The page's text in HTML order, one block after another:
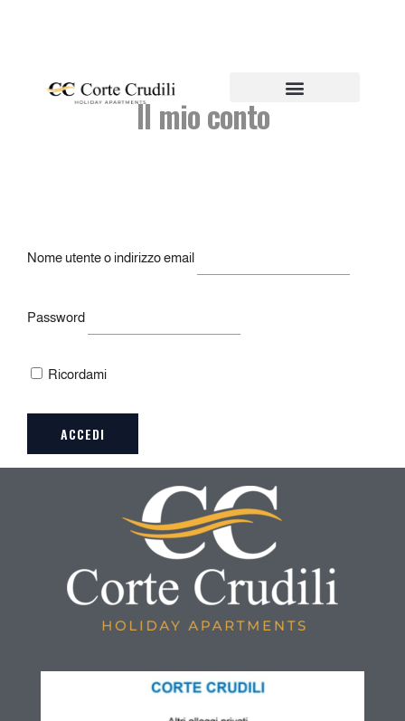
Il mio conto
Nome utente o indirizzo email
Password
Ricordami